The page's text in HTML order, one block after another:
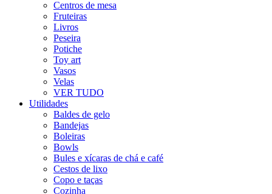
Centros de mesa
Fruteiras
Livros
Peseira
Potiche
Toy art
Vasos
Velas
VER TUDO
Utilidades
Baldes de gelo
Bandejas
Boleiras
Bowls
Bules e xícaras de chá e café
Cestos de lixo
Copo e taças
Cozinha